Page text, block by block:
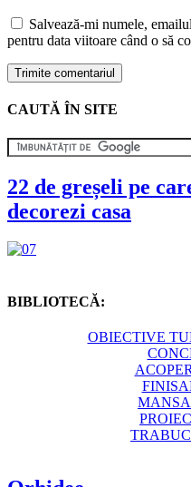
Salvează-mi numele,
pentru data viitoare când o să
CAUTĂ ÎN SITE
22 de greșeli pe
decorezi casa
BIBLIOTECĂ:
OBIECTIVE